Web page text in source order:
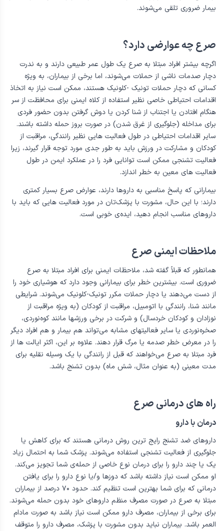
آزمایش‌ها توسط اکثر پزشکان برای کمک به برنامه ریزی نحوه‌ی درمان هر
بیمار ضروری تلقی می‌شوند.
صرع چه عوارضی دارد؟
اگرچه بیشتر افراد مبتلا به صرع یک طول عمر طبیعی دارند و به ندرت
دچار صدمات ناشی از حملات می‌شوند، اما برخی از بیماران، به ویژه
کسانی که دچار حملات تونیک -کلونیک هستند، ممکن است نیاز به اتخاذ
اقدامات احتیاطی خاصی نظیر استفاده از کلاه ایمنی برای محافظت از سر
هنگام افتادن یا اجتناب از شنا کردن یا دوش گرفتن بدون حضور فردی
برای مداخله (جلوگیری از غرق شدن) در صورت بروز حمله داشته باشند.
سایر اقدامات احتیاطی در طول فعالیت هایی نظیر رانندگی، مراقبت از
کودکان و مشارکت در ورزش باید به طور جدی مورد توجه قرار گیرند، زیرا
فعالیت تشنجی ممکن است توانایی فرد را در عملکرد ایمن در طول
فعالیت های معین به خطر اندازد.
دارند؛ با این حال، مشورت با پزشک‌تان در مورد فعالیت هایی که باید با
داروهای مناسب انجام دهید، ایده‌ی خوبی است.
ملاحظات ایمنی صرع
همانطور که قبلاً گفته شد، ملاحظات ایمنی برای افراد مبتلا به صرع
ضروری است. بیشترین خطر برای بیمارانی وجود دارد که هوشیاری خود را
از دست می‌دهند یا دچار حملات مکرر تونیک-کلونیک می‌شوند. شرایطی
مانند شنا، رانندگی با اتومبیل، مراقبت از کودکان (به ویژه مراقبت از
نوزادان و کودکان خردسال) و شرکت در برخی ورزشها مانند کوه‌نوردی،
فرد مبتلا به صرع می‌خواهند که قبل از رانندگی با یک وسیله نقلیه برای
مدت معینی (به عنوان مثال، شش ماه) بدون تشنج باشد.
راه های درمانی صرع
درمان با دارو
داروهای ضد تشنج رایج ترین روش درمانی هستند که برای کاهش یا
جلوگیری از فعالیت تشنجی استفاده می‌شوند. پزشک شما به احتمال زیاد
یک یا چند دارو را برای درمان نوع خاصی از حمله‌ی شما تجویز می‌کند.
او ممکن است نیاز داشته باشد که دوزها و/یا نوع دارو را برای یافتن